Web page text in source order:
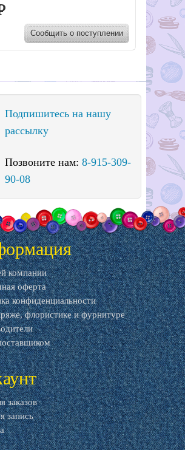
Сообщить о поступлении
Подпишитесь на нашу
рассылку
Позвоните нам: 8-915-309-
90-08
компании
оферта
конфиденциальности
флористике и фурнитуре
заказов
запись